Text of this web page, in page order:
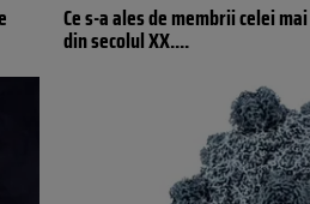
Ce s-a ales de membrii celei
din secolul XX....